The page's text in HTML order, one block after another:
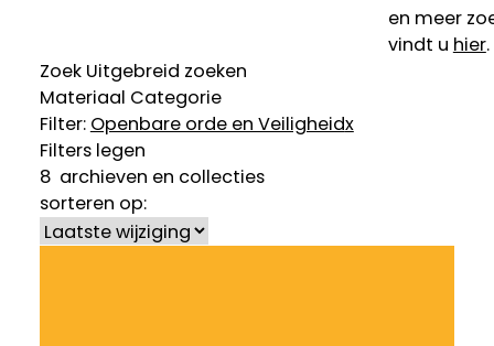
en meer
vindt u hier.
Zoek Uitgebreid zoeken
Materiaal Categorie
Filter: Openbare orde en Veiligheidx
Filters legen
8archieven en collecties
sorteren op: